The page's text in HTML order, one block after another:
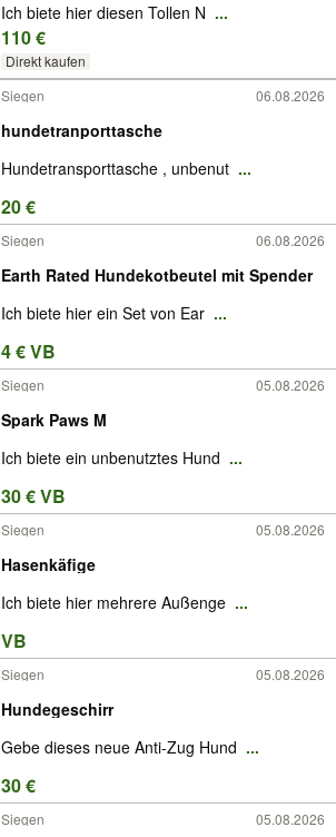
Ich biete hier diesen Tollen N ...
110 €
Direkt kaufen
Siegen 06.08.2026
hundetranporttasche
Hundetransporttasche , unbenut ...
20 €
Siegen 06.08.2026
Earth Rated Hundekotbeutel mit Spender
Ich biete hier ein Set von Ear ...
4 € VB
Siegen 05.08.2026
Spark Paws M
Ich biete ein unbenutztes Hund ...
30 € VB
Siegen 05.08.2026
Hasenkäfige
Ich biete hier mehrere Außenge ...
VB
Siegen 05.08.2026
Hundegeschirr
Gebe dieses neue Anti-Zug Hund ...
30 €
Siegen 05.08.2026